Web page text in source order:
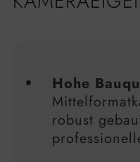
Hohe
robust